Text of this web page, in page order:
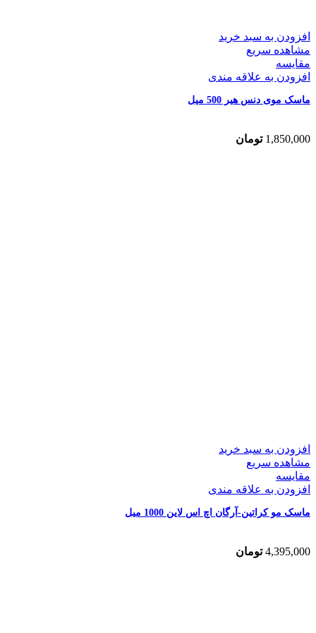
افزودن به سبد خرید
مشاهده سریع
مقایسه
افزودن به علاقه مندی
ماسک موی دنس هیر 500 میل
1,850,000 تومان
افزودن به سبد خرید
مشاهده سریع
مقایسه
افزودن به علاقه مندی
ماسک مو کراتین-آرگان اچ اس لاین 1000 میل
4,395,000 تومان